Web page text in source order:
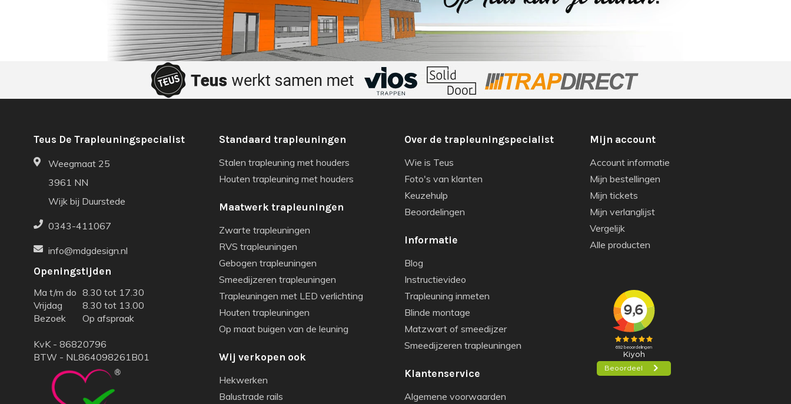
Teus De Trapleuningspecialist
Weegmaat 25
3961 NN
Wijk bij Duurstede
0343-411067
info@mdgdesign.nl
Openingstijden
Ma t/m do 8.30 tot 17.30
Vrijdag
8.30 tot 13.00
Bezoek
Op afspraak
KvK - 86820796
BTW - NL864098261B01
Standaard trapleuningen
Stalen trapleuning met houders
Houten trapleuning met houders
Maatwerk trapleuningen
Zwarte trapleuningen
RVS trapleuningen
Gebogen trapleuningen
Smeedijzeren trapleuningen
Trapleuningen met LED verlichting
Houten trapleuningen
Op maat buigen van de leuning
Wij verkopen ook
Hekwerken
Balustrade rails
Over de trapleuningspecialist
Wie is Teus
Foto's van klanten
Keuzehulp
Beoordelingen
Informatie
Blog
Instructievideo
Trapleuning inmeten
Blinde montage
Matzwart of smeedijzer
Smeedijzeren trapleuningen
Klantenservice
Algemene voorwaarden
Mijn account
Account informatie
Mijn bestellingen
Mijn tickets
Mijn verlanglijst
Vergelijk
Alle producten